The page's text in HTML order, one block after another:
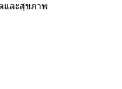
และสุขภาพ